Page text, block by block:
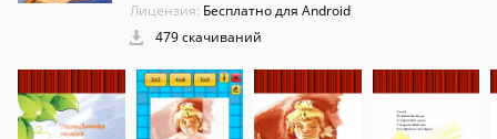
Лицензия: Бесплатно для Android
479 скачиваний